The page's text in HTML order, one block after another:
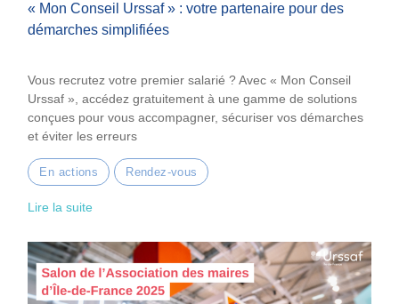
« Mon Conseil Urssaf » : votre partenaire pour des
démarches simplifiées
Vous recrutez votre premier salarié ? Avec « Mon Conseil
Urssaf », accédez gratuitement à une gamme de solutions
conçues pour vous accompagner, sécuriser vos démarches
et éviter les erreurs
En actions Rendez-vous
Lire la suite